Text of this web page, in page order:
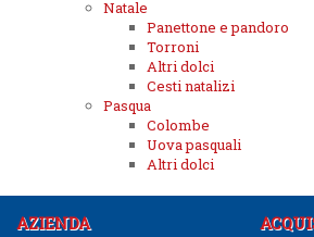
Natale
Panettone e pandoro
Torroni
Altri dolci
Cesti natalizi
Pasqua
Colombe
Uova pasquali
Altri dolci
AZIENDA